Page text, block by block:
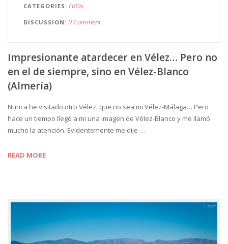
CATEGORIES Fotos
DISCUSSION 0 Comment
Impresionante atardecer en Vélez… Pero no
en el de siempre, sino en Vélez-Blanco
(Almería)
Nunca he visitado otro Vélez, que no sea mi Vélez-Málaga… Pero
hace un tiempo llegó a mi una imagen de Vélez-Blanco y me llamó
mucho la atención. Evidentemente me dije …
READ MORE